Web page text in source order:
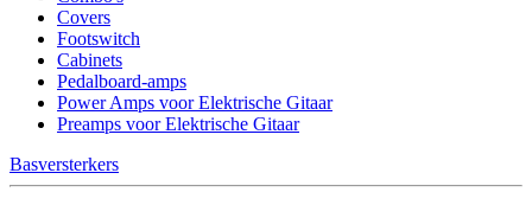
Covers
Footswitch
Cabinets
Pedalboard-amps
Power Amps voor Elektrische Gitaar
Preamps voor Elektrische Gitaar
Basversterkers